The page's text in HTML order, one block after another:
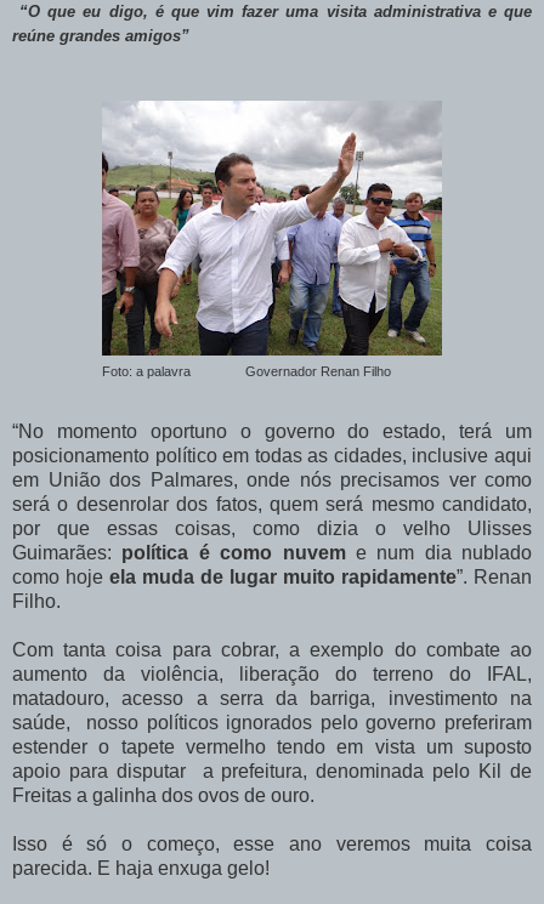
“O que eu digo, é que vim fazer uma visita administrativa e que
reúne grandes amigos”
Foto: a palavra Governador Renan Filho
“No momento oportuno o governo do estado, terá um
posicionamento político em todas as cidades, inclusive aqui
em União dos Palmares, onde nós precisamos ver como
será o desenrolar dos fatos, quem será mesmo candidato,
por que essas coisas, como dizia o velho Ulisses
Guimarães: política é como nuveme num dia nublado
como hoje ela muda de lugar muito rapidamente”. Renan
Filho.
Com tanta coisa para cobrar, a exemplo do combate ao
aumento da violência, liberação do terreno do IFAL,
matadouro, acesso a serra da barriga, investimento na
saúde, nosso políticos ignorados pelo governo preferiram
estender o tapete vermelho tendo em vista um suposto
apoio para disputar a prefeitura, denominada pelo Kil de
Freitas a galinha dos ovos de ouro.
Isso é só o começo, esse ano veremos muita coisa
parecida. E haja enxuga gelo!